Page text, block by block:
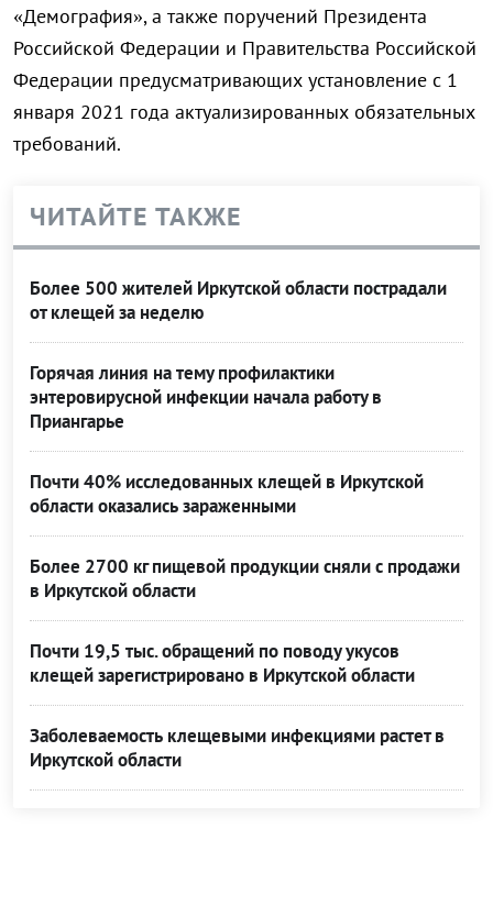
«Демография», а также поручений Президента
Российской Федерации и Правительства Российской
Федерации предусматривающих установление с 1
января 2021 года актуализированных обязательных
требований.
ЧИТАЙТЕ ТАКЖЕ
Более 500 жителей Иркутской области пострадали
от клещей за неделю
Горячая линия на тему профилактики
энтеровирусной инфекции начала работу в
Приангарье
Почти 40% исследованных клещей в Иркутской
области оказались зараженными
Более 2700 кг пищевой продукции сняли с продажи
в Иркутской области
Почти 19,5 тыс. обращений по поводу укусов
клещей зарегистрировано в Иркутской области
Заболеваемость клещевыми инфекциями растет в
Иркутской области